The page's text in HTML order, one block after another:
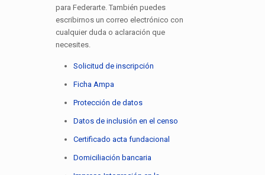
para Federarte. También puedes
escribirnos un correo electrónico con
cualquier duda o aclaración que
necesites.
Solicitud de inscripción
Ficha Ampa
Protección de datos
Datos de inclusión en el censo
Certificado acta fundacional
Domiciliación bancaria